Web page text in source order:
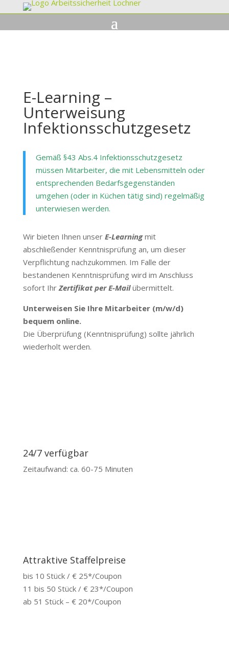
E-Learning –
Unterweisung
Infektionsschutzgesetz
Gemäß §43 Abs.4 Infektionsschutzgesetz
müssen Mitarbeiter, die mit Lebensmitteln oder
entsprechenden Bedarfsgegenständen
umgehen (oder in Küchen tätig sind) regelmäßig
unterwiesen werden.
Wir bieten Ihnen unser E-Learningmit
abschließender Kenntnisprüfung an, um dieser
Verpflichtung nachzukommen. Im Falle der
bestandenen Kenntnisprüfung wird im Anschluss
sofort IhrZertifikat per E-Mailübermittelt.
Unterweisen Sie Ihre Mitarbeiter (m/w/d)
bequem online.
Die Überprüfung (Kenntnisprüfung) sollte jährlich
wiederholt werden.
24/7 verfügbar
Zeitaufwand: ca. 60-75 Minuten
Attraktive Staffelpreise
bis 10 Stück / € 25*/Coupon
11 bis 50 Stück / € 23*/Coupon
ab 51 Stück – € 20*/Coupon